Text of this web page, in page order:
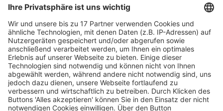
anders machen als der Großteil der Unternehmen. Dazu
höchsten Reifegrad im Bereich Daten und KI gesondert
betrachtet. In dieser Spitzengruppe legen 81 % einen
hohen Wert auf die Strategieentwicklung. Dies zeigt,
wie wichtig es in einer Zeit hoher wirtschaftlicher und
technologischer Dynamik ist, die Leitplanken immer
wieder neu zu justieren. Ebenfalls 81 % der Vorreiter
sehen eine hohe Relevanz im Thema Responsible AI.
Verantwortungsvolle KI-Praktiken werden
dementsprechend nicht nur als Compliance-Erfordernis